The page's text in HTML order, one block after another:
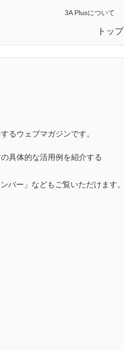
トップ
3A Plusについて
るウェブマガジンです。
具体的な活用例を紹介する
バー」などもご覧いただけます。